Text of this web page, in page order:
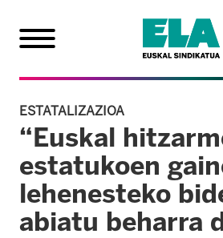
ESTATALIZAZIOA
“Euskal
estatukoen
lehenesteko
abiatu beharra